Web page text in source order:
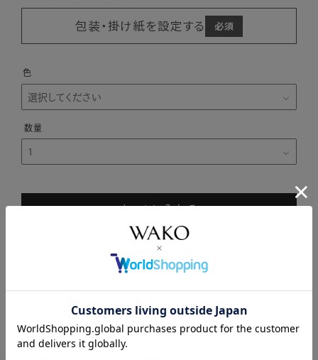
包装・掛け紙を設定する
色
カートに入れる
商品説明
商品詳細